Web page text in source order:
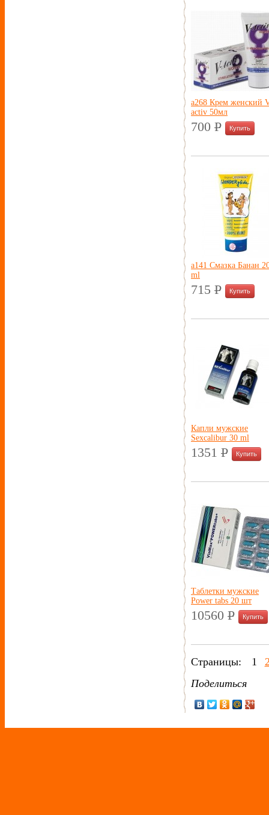
а268 Крем женский
activ 50мл
700 P
УБ.
а141 Смазка Банан
ml
715 P
УБ.
Капли мужские
Sexcalibur 30 ml
1351 P
УБ.
Таблетки мужские
Power tabs 20 шт
10560 P
УБ.
Страницы: 1
Поделиться